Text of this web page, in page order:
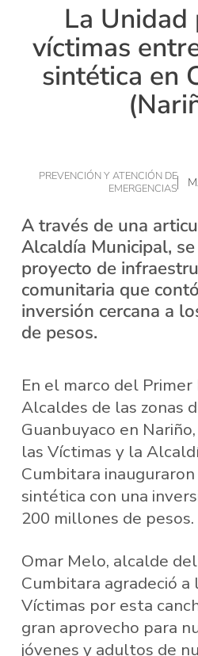
La Unidad
víctimas
sintética en
PREVENCIÓN Y ATENCIÓN DE
EMERGENCIAS
A través de una
Alcaldía Municipal,
proyecto de
comunitaria que
inversión cercana a
de pesos.
En el marco del
Alcaldes de las zonas
Guanbuyaco en
las Víctimas y la
Cumbitara inauguraron
sintética con una
200 millones de pesos.
Omar Melo, alcalde
Cumbitara agradeció a
Víctimas por esta
gran aprovecho para
jóvenes y adultos de